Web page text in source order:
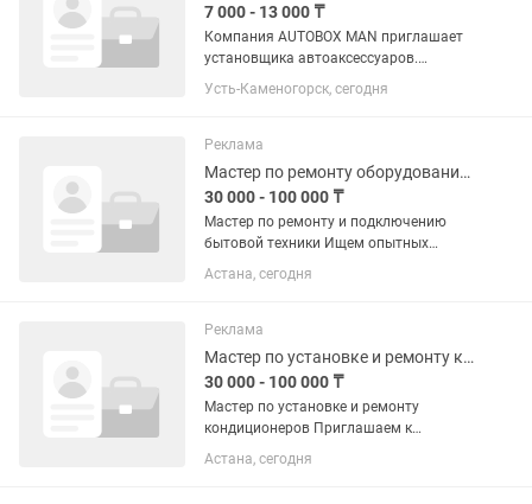
7 000 - 13 000 ₸
Компания AUTOBOX MAN приглашает
установщика автоаксессуаров.
Обязанности: Установка автобоксов,
поперечин, креплений для велосипедов
Усть-Каменогорск, сегодня
Реклама
Мастер по ремонту оборудования, техники
30 000 - 100 000 ₸
Мастер по ремонту и подключению
бытовой техники Ищем опытных
мастеров для выполнения заказов
через приложение Яндекс. Что нужно
(холодильников, стиральных машин,...
Астана, сегодня
Реклама
Мастер по установке и ремонту кондиционеров
30 000 - 100 000 ₸
Мастер по установке и ремонту
кондиционеров Приглашаем к
сотрудничеству опытных мастеров для
выполнения заказов через приложение
Астана, сегодня